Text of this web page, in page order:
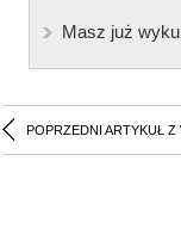
Masz już
POPRZEDNI ARTYKUŁ Z